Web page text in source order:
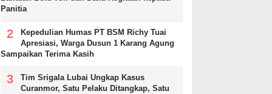
Panitia
Kepedulian Humas PT BSM Richy Tuai
Apresiasi, Warga Dusun 1 Karang Agung
Sampaikan Terima Kasih
Tim Srigala Lubai Ungkap Kasus
Curanmor, Satu Pelaku Ditangkap, Satu